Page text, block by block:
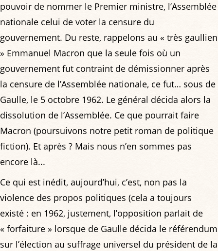
pouvoir de nommer le Premier ministre, l’Assemblée
nationale celui de voter la censure du
gouvernement. Du reste, rappelons au « très gaullien
» Emmanuel Macron que la seule fois où un
gouvernement fut contraint de démissionner après
la censure de l’Assemblée nationale, ce fut… sous de
Gaulle, le 5 octobre 1962. Le général décida alors la
dissolution de l’Assemblée. Ce que pourrait faire
Macron (poursuivons notre petit roman de politique
fiction). Et après ? Mais nous n’en sommes pas
encore là...
Ce qui est inédit, aujourd’hui, c’est, non pas la
violence des propos politiques (cela a toujours
existé : en 1962, justement, l’opposition parlait de
« forfaiture » lorsque de Gaulle décida le référendum
sur l’élection au suffrage universel du président de la